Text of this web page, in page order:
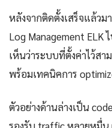
หลังจากติดตั้งเสร็จแล้วม
Log Management ELK
เห็นว่าระบบที่ตั้งค่าไว้สา
พร้อมเทคนิคการ
ตัวอย่างด้านล่างเป็น
รองรับ traffic หลายหมื่น